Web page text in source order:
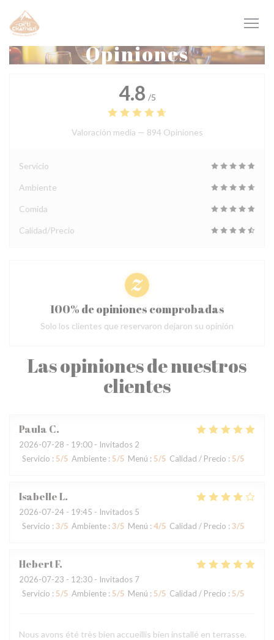
Personalización de sus opciones de cookies
Opiniones
Las opiniones de nuestros
clientes
Paula C
2026-07-28 - 19:00 - Invitados 2
Servicio : 5/5 Ambiente : 5/5 Menú : 5/5 Calidad / Precio : 5/5
IsabelleL
2026-07-24 - 19:45 - Invitados 5
Servicio : 3/5 Ambiente : 3/5 Menú : 4/5 Calidad / Precio : 3/5
HebertF
2026-07-23 - 12:30 - Invitados 7
Servicio : 5/5 Ambiente : 5/5 Menú : 5/5 Calidad / Precio : 5/5
Nous avons été très bien accueillis bien installé en terrasse.
4.8 /5
Valoración media — 894 Opiniones
Servicio
Ambiente
Comida
Calidad/Precio
100% de opiniones comprobadas
Solo los clientes que reservaron dejaron su opinión